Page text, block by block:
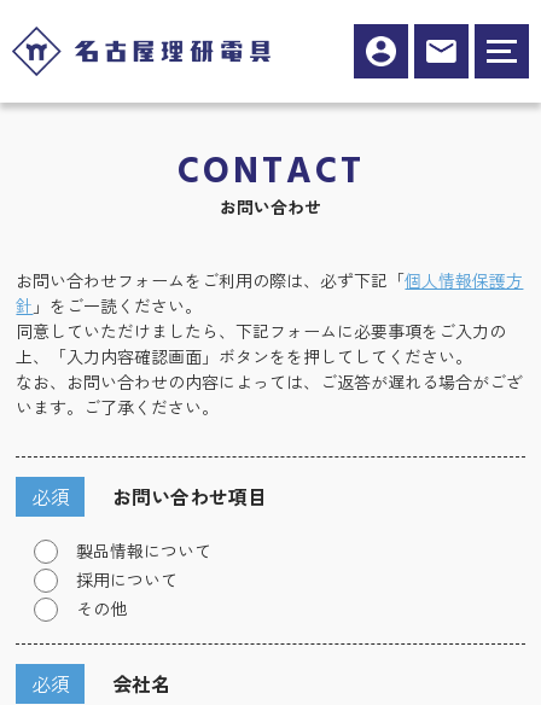
CONTACT
お問い合わせ
お問い合わせフォームをご利用の際は、必ず下記「個人情報保護方
針 」をご一読ください。
同意していただけましたら、下記フォームに必要事項をご入力の
上、「入力内容確認画面」ボタンをを押してしてください。
なお、お問い合わせの内容によっては、ご返答が遅れる場合がござ
います。ご了承ください。
お問い合わせ項目
必須
製品情報について
採用について
その他
会社名
必須